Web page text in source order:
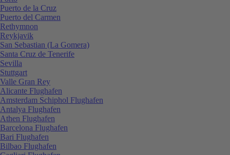
Puerto de la Cruz
Puerto del Carmen
Rethymnon
Reykjavik
San Sebastian (La Gomera)
Santa Cruz de Tenerife
Sevilla
Stuttgart
Valle Gran Rey
Alicante Flughafen
Amsterdam Schiphol Flughafen
Antalya Flughafen
Athen Flughafen
Barcelona Flughafen
Bari Flughafen
Bilbao Flughafen